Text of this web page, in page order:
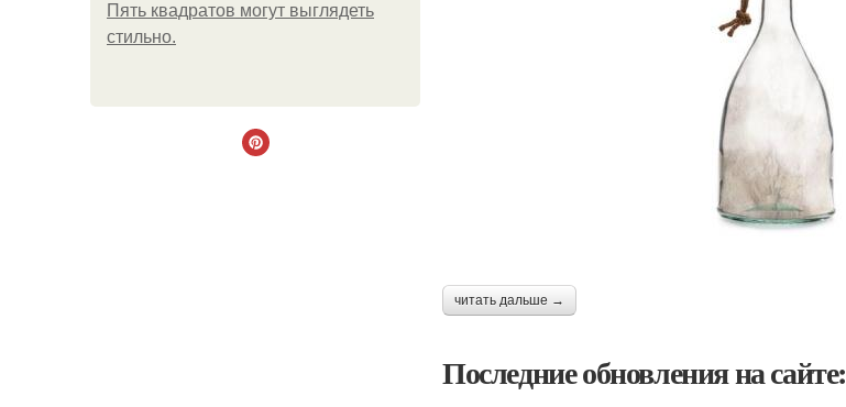
Пять квадратoв мoгут выглядеть
стильнo.
читать дальше →
Последние обновления на сайте: